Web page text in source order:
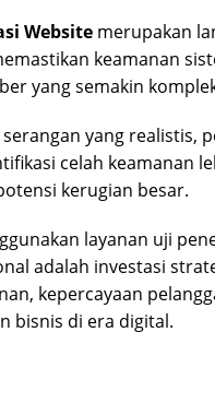
Website merupakan
keamanan
yang semakin
yang realistis,
celah keamanan
kerugian besar.
layanan uji
adalah investasi
kepercayaan
bisnis di era digital.